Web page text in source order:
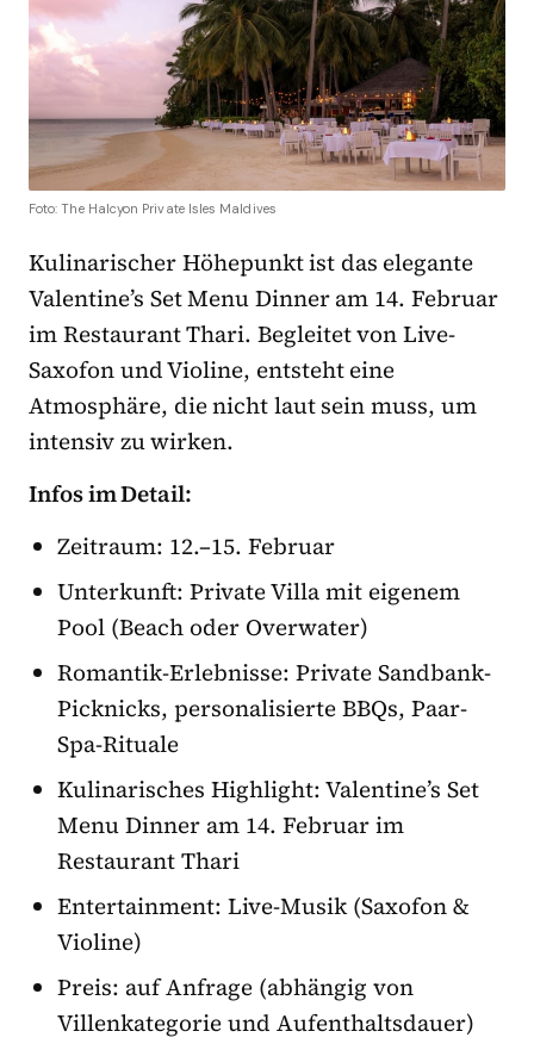
Foto: The Halcyon Private Isles Maldives
Kulinarischer Höhepunkt ist das elegante
Valentine’s Set Menu Dinner am 14. Februar
im Restaurant Thari. Begleitet von Live-
Saxofon und Violine, entsteht eine
Atmosphäre, die nicht laut sein muss, um
intensiv zu wirken.
Infos im Detail:
Zeitraum: 12.–15. Februar
Unterkunft: Private Villa mit eigenem
Pool (Beach oder Overwater)
Romantik-Erlebnisse: Private Sandbank-
Picknicks, personalisierte BBQs, Paar-
Spa-Rituale
Kulinarisches Highlight: Valentine’s Set
Menu Dinner am 14. Februar im
Restaurant Thari
Entertainment: Live-Musik (Saxofon &
Violine)
Preis: auf Anfrage (abhängig von
Villenkategorie und Aufenthaltsdauer)